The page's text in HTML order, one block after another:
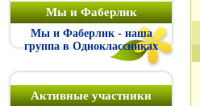
Мы и Фаберлик
Мы и Фаберлик - наша
группа в Одноклассниках
Активные участники